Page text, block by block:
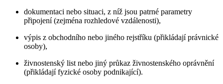
dokumentaci nebo situaci, z níž jsou patrné parametry
připojení (zejména rozhledové vzdálenosti),
výpis z obchodního nebo jiného rejstříku (přikládají právnické
osoby),
živnostenský list nebo jiný průkaz živnostenského oprávnění
(přikládají fyzické osoby podnikající).